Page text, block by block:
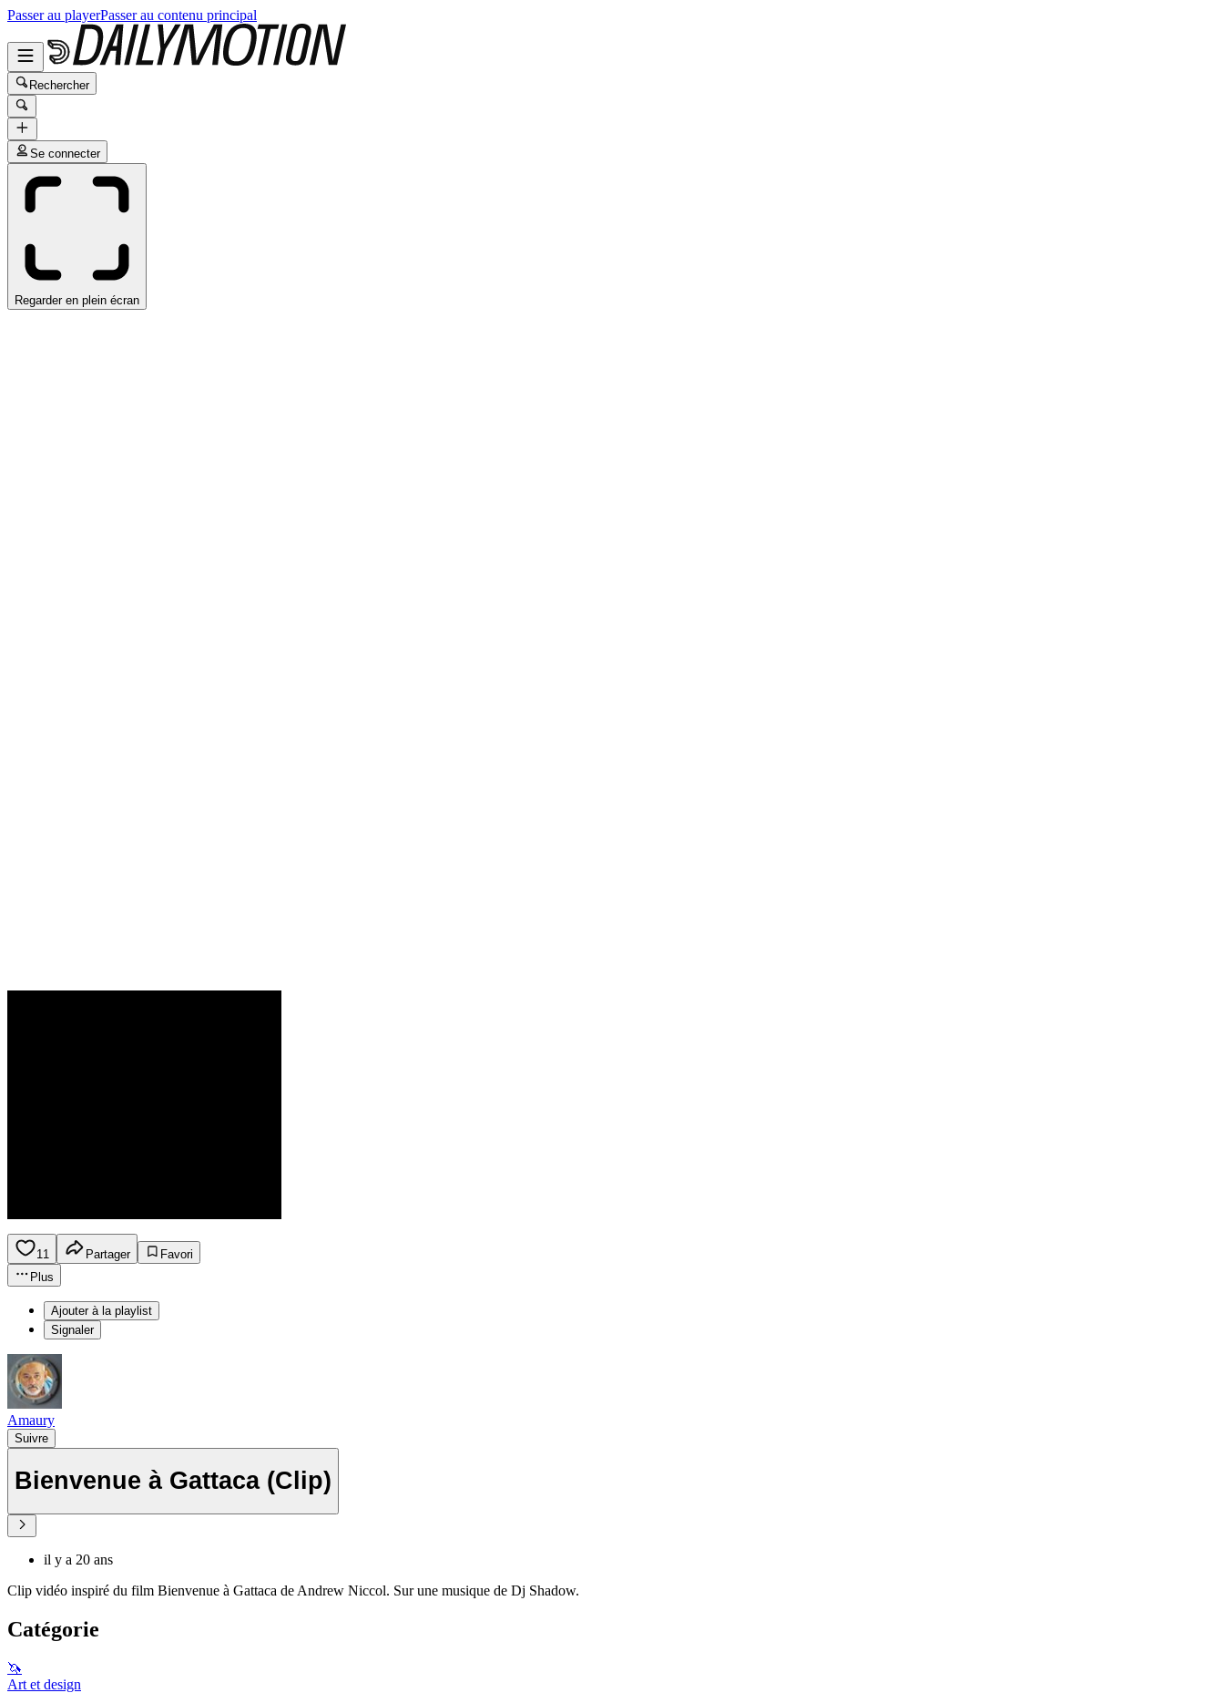
Passer au playerPasser au contenu principal
Rechercher
Se connecter
Regarder en plein écran
11 Partager
Favori
Plus
Ajouter à la playlist
Signaler
Amaury
Suivre
Bienvenue à Gattaca (Clip)
il y a 20 ans
Clip vidéo inspiré du film Bienvenue à Gattaca de Andrew Niccol. Sur une musique de Dj Shadow.
Catégorie
🦄
Art et design